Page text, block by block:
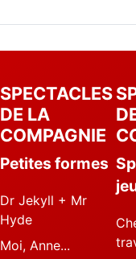
SPECTACLES
DE LA
COMPAGNIE
Petites formes
Dr Jekyll + Mr
Hyde
Moi, Anne...